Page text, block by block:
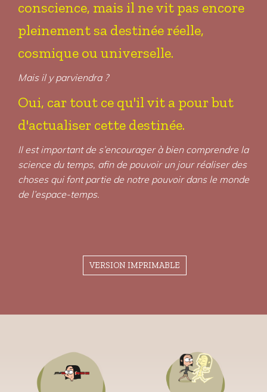
conscience, mais il ne vit pas encore
pleinement sa destinée réelle,
cosmique ou universelle.
Mais il y parviendra ?
Oui, car tout ce qu'il vit a pour but
d'actualiser cette destinée.
Il est important de s’encourager à bien comprendre la
science du temps, afin de pouvoir un jour réaliser des
choses qui font partie de notre pouvoir dans le monde
de l’espace-temps.
VERSION IMPRIMABLE